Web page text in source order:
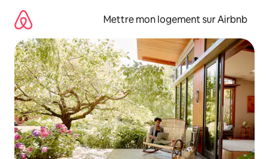
directement
contenu
Mettre mon logement sur Airbnb